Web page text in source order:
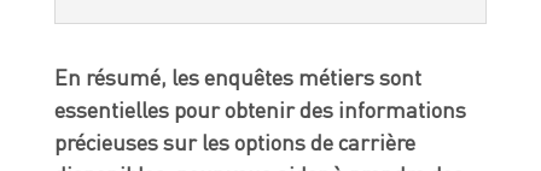
En résumé, les enquêtes métiers sont
essentielles pour obtenir des informations
précieuses sur les options de carrière